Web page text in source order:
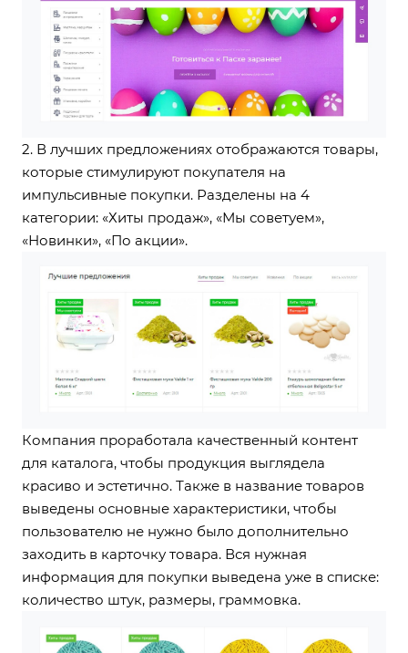
2. В лучших предложениях отображаются товары,
которые стимулируют покупателя на
импульсивные покупки. Разделены на 4
категории: «Хиты продаж», «Мы советуем»,
«Новинки», «По акции».
Компания проработала качественный контент
для каталога, чтобы продукция выглядела
красиво и эстетично. Также в название товаров
выведены основные характеристики, чтобы
пользователю не нужно было дополнительно
заходить в карточку товара. Вся нужная
информация для покупки выведена уже в списке:
количество штук, размеры, граммовка.